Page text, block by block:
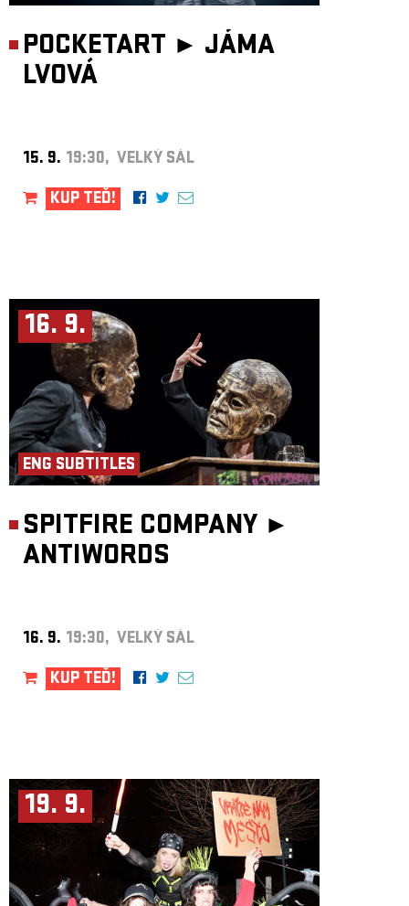
POCKETART ► JÁMA
LVOVÁ
15. 9. 19:30, VELKÝ SÁL
KUP TEĎ!
16. 9.
ENG SUBTITLES
SPITFIRE COMPANY ►
ANTIWORDS
16. 9. 19:30, VELKÝ SÁL
KUP TEĎ!
19. 9.